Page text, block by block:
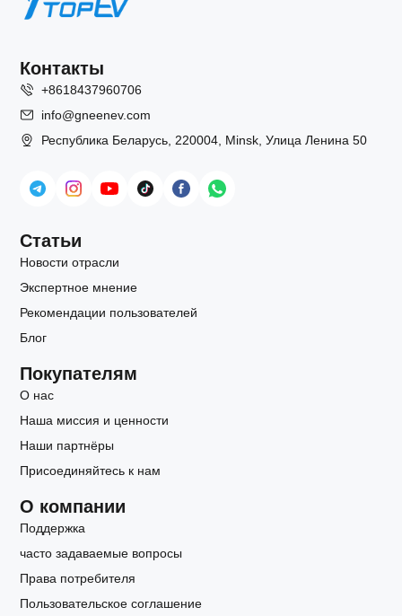
Контакты
+8618437960706
info@gneenev.com
Республика Беларусь, 220004, Minsk, Улица Ленина 50
Статьи
Новости отрасли
Экспертное мнение
Рекомендации пользователей
Блог
Покупателям
О нас
Наша миссия и ценности
Наши партнёры
Присоединяйтесь к нам
О компании
Поддержка
часто задаваемые вопросы
Права потребителя
Пользовательское соглашение